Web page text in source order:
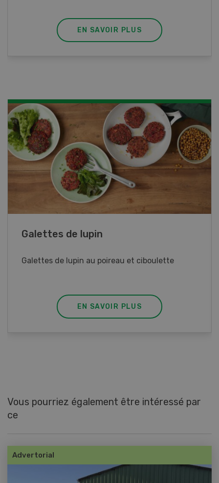
EN SAVOIR PLUS
Rouleaux de printemps
Rouleaux de printemps aux poulet
EN SAVOIR PLUS
Vous pourriez également être intéressé par
ce
Advertorial